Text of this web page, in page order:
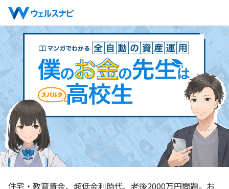
住宅・教育資金、超低金利時代、老後2000万円問題。 お